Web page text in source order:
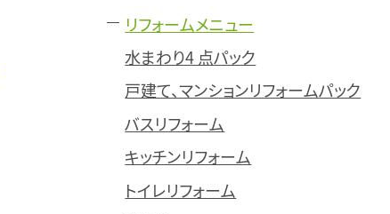
リフォームメニュー
水まわり4 点パック
戸建て、マンションリフォームパック
バスリフォーム
キッチンリフォーム
トイレリフォーム